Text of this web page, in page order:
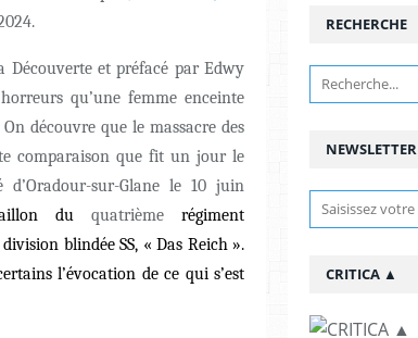
Découverte et préfacé par Edwy
qu’une femme enceinte
découvre que le massacre des
comparaison que fit un jour le
sur-Glane le 10 juin
du quatrième régiment
division blindée SS, « Das Reich ».
l’évocation de ce qui s’est
NEWSLETTER
RECHERCHE
CRITICA ▲